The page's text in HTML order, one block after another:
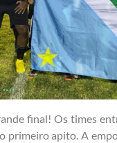
final! Os times
primeiro apito. A